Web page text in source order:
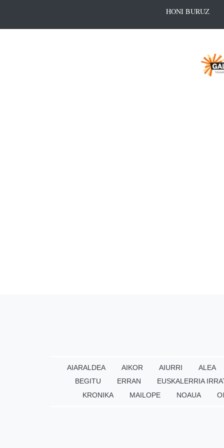
HONI BURUZ
AIARALDEA AIKOR AIURRI ALEA
BEGITU
ERRAN EUSKALERRIA
KRONIKA
MAILOPE NOAUA